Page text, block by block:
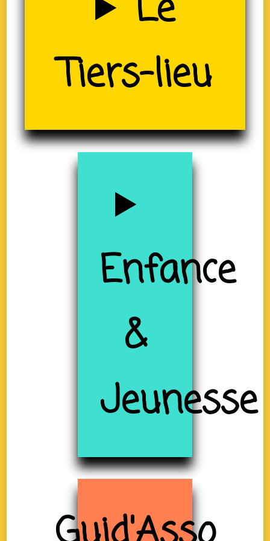
(19)
Tiers-lieu
Enfance
&
Jeunesse